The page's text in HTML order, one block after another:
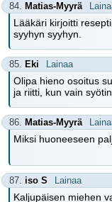
84. Matias-Myyrä
Lääkäri kirjoitti
syyhyn syyhyn.
85. Eki Lainaa
Olipa hieno osoitus
ja riitti, kun vain syötin
86. Matias-Myyrä
Miksi huoneeseen
87. iso S Lainaa
Kaljupäisen miehen